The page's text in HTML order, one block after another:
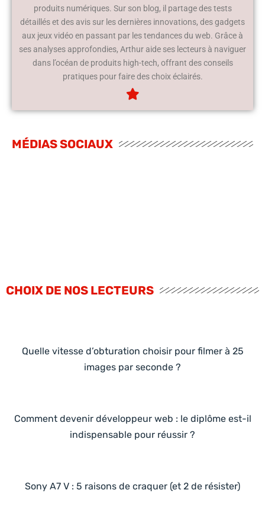
produits numériques. Sur son blog, il partage des tests
détaillés et des avis sur les dernières innovations, des gadgets
aux jeux vidéo en passant par les tendances du web. Grâce à
ses analyses approfondies, Arthur aide ses lecteurs à naviguer
dans l’océan de produits high-tech, offrant des conseils
pratiques pour faire des choix éclairés.
MÉDIAS SOCIAUX
CHOIX DE NOS LECTEURS
Quelle vitesse d’obturation choisir pour filmer à 25
images par seconde ?
Comment devenir développeur web : le diplôme est-il
indispensable pour réussir ?
Sony A7 V : 5 raisons de craquer (et 2 de résister)